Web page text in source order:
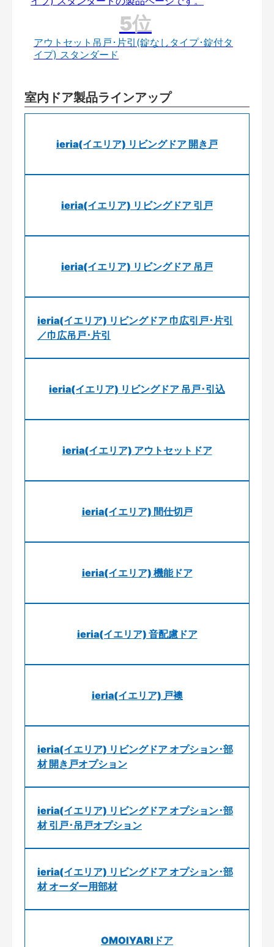
アウトセット吊戸･片引(錠なしタイプ･錠付タ
イプ) スタンダード
室内ドア製品ラインアップ
ieria(イエリア) リビングドア 開き戸
ieria(イエリア) リビングドア 引戸
ieria(イエリア) リビングドア 吊戸
ieria(イエリア) リビングドア 巾広引戸･片引
／巾広吊戸･片引
ieria(イエリア) リビングドア 吊戸･引込
ieria(イエリア) アウトセットドア
ieria(イエリア) 間仕切戸
ieria(イエリア) 機能ドア
ieria(イエリア) 音配慮ドア
ieria(イエリア) 戸襖
ieria(イエリア) リビングドア オプション･部
材 開き戸オプション
ieria(イエリア) リビングドア オプション･部
材 引戸･吊戸オプション
ieria(イエリア) リビングドア オプション･部
材 オーダー用部材
OMOIYARIドア